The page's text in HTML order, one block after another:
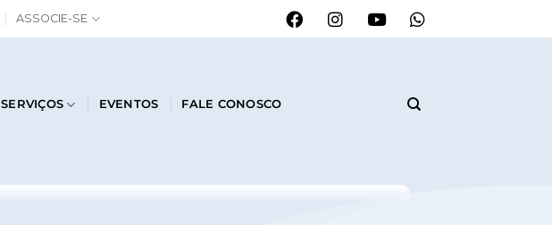
ASSOCIE-SE
SERVIÇOS EVENTOS FALE CONOSCO